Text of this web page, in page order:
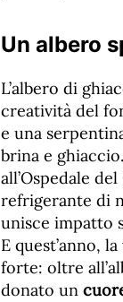
Un albero
L’albero di
creatività del
e una
brina e
all’Ospedale
refrigerante di
unisce impatto
E quest’anno,
forte: oltre
donato un